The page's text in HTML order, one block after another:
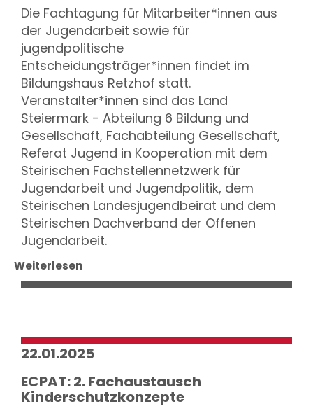
Die Fachtagung für Mitarbeiter*innen aus
der Jugendarbeit sowie für
jugendpolitische
Entscheidungsträger*innen findet im
Bildungshaus Retzhof statt.
Veranstalter*innen sind das Land
Steiermark - Abteilung 6 Bildung und
Gesellschaft, Fachabteilung Gesellschaft,
Referat Jugend in Kooperation mit dem
Steirischen Fachstellennetzwerk für
Jugendarbeit und Jugendpolitik, dem
Steirischen Landesjugendbeirat und dem
Steirischen Dachverband der Offenen
Jugendarbeit.
Weiterlesen
22.01.2025
ECPAT: 2. Fachaustausch
Kinderschutzkonzepte